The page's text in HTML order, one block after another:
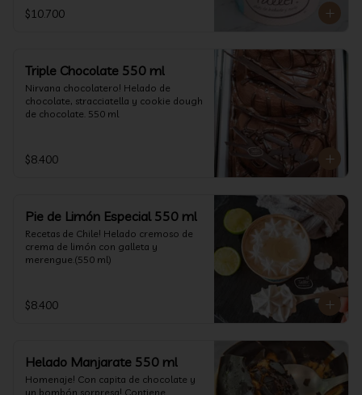
calidad, al centro una bomba de
chocolate blanco relleno de crema de
$10.700
Triple Chocolate 550 ml
Nirvana chocolatero! Helado de
chocolate, stracciatella y cookie dough
de chocolate. 550 ml
$8.400
Pie de Limón Especial 550 ml
Recetas de Chile! Helado cremoso de
crema de limón con galleta y
merengue.(550 ml)
$8.400
Helado Manjarate 550 ml
Homenaje! Con capita de chocolate y
un bombón sorpresa! Contiene